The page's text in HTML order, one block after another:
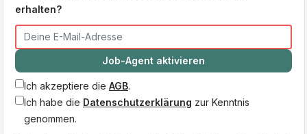
erhalten?
Job-Agent aktivieren
Ich akzeptiere die AGB.
Ich habe die Datenschutzerklärung zur Kenntnis
genommen.